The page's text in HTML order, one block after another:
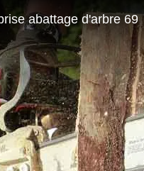
de jardinage 69